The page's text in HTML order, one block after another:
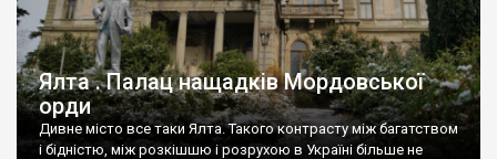
Ялта . Палац нащадків Мордовської
орди
Дивне місто все таки Ялта. Такого контрасту між багатством
і бідністю, між розкішшю і розрухою в Україні більше не